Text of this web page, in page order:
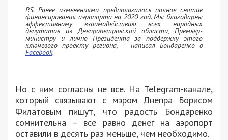
P.S. Ранее изменениями предполагалось полное снятие
финансирования аэропорта на 2020 год. Мы благодарны
эффективному взаимодействию всех народных
депутатов из Днепропетровской области, Премьер-
министру и лично Президента за поддержку этого
ключевого проекту региона, – написал Бондаренко в
Facebook.
Но с ним согласны не все. На Telegram-канале,
который связывают с мэром Днепра Борисом
Филатовым пишут, что радость Бондаренко
сомнительна – все равно денег на аэропорт
оставили в десять раз меньше, чем необходимо.